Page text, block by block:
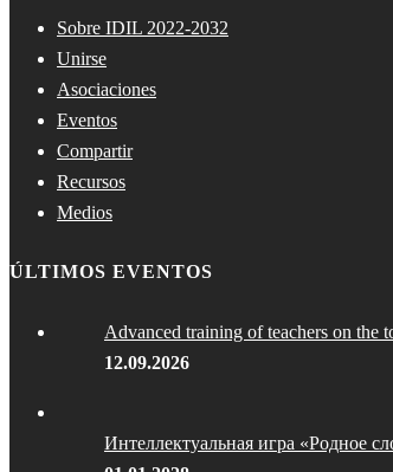
Sobre IDIL 2022-2032
Unirse
Asociaciones
Eventos
Compartir
Recursos
Medios
ÚLTIMOS EVENTOS
Advanced training of teachers on the
12.09.2026
Интеллектуальная игра «Родное